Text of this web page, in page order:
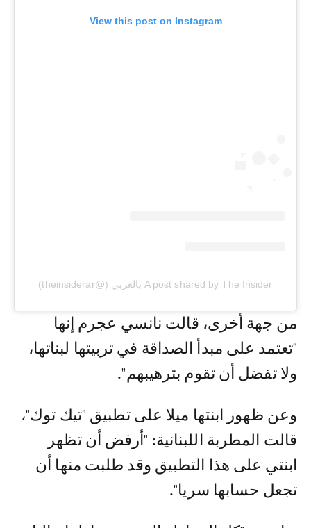
View this post on Instagram
A post shared by The Insider بالعربي (@theinsiderar)
من جهة أخرى، قالت نانسي عجرم إنها
"تعتمد على مبدأ الصداقة في تربيتها لبناتها،
ولا تفضل أن تقوم بترهيبهم".
وعن ظهور ابنتها ميلا على تطبيق "تيك توك"،
قالت المطربة اللبنانية: "أرفض أن تظهر
ابنتي على هذا التطبيق وقد طلبت منها أن
تجعل حسابها سريا".